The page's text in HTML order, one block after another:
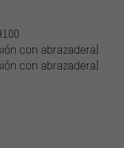
con abrazadera)
con abrazadera)